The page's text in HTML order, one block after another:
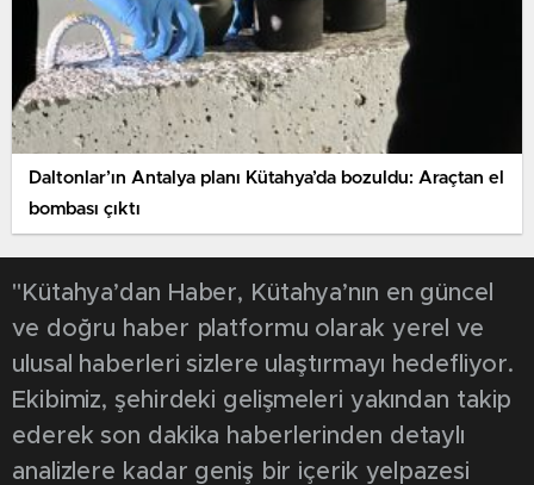
Daltonlar’ın Antalya planı Kütahya’da bozuldu: Araçtan el
bombası çıktı
"Kütahya’dan Haber, Kütahya’nın en güncel
ve doğru haber platformu olarak yerel ve
ulusal haberleri sizlere ulaştırmayı hedefliyor.
Ekibimiz, şehirdeki gelişmeleri yakından takip
ederek son dakika haberlerinden detaylı
analizlere kadar geniş bir içerik yelpazesi